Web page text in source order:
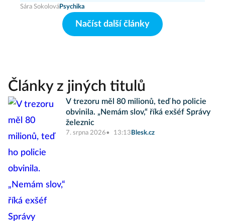
Sára SokolováPsychika
Načíst další články
Články z jiných titulů
V trezoru měl 80 milionů, teď ho policie
obvinila. „Nemám slov,“ říká exšéf Správy
železnic
7. srpna 2026 13:13 Blesk.cz